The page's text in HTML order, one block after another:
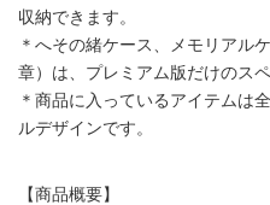
収納できます。
＊へその緒ケース、メモリアル
章）は、プレミアム版だけのス
＊商品に入っているアイテムは
ルデザインです。
【商品概要】